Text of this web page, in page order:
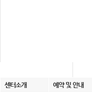
센터소개 예약 및 안내